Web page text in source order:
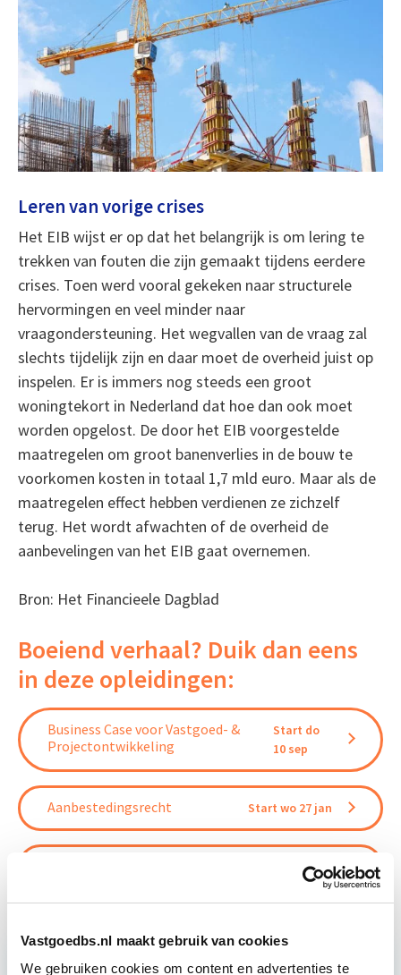
Vastgoedbs.nl maakt gebruik van cookies
We gebruiken cookies om content en advertenties te
Leren van vorige crises
Het EIB wijst er op dat het belangrijk is om lering te
trekken van fouten die zijn gemaakt tijdens eerdere
crises. Toen werd vooral gekeken naar structurele
hervormingen en veel minder naar
vraagondersteuning. Het wegvallen van de vraag zal
slechts tijdelijk zijn en daar moet de overheid juist op
inspelen. Er is immers nog steeds een groot
woningtekort in Nederland dat hoe dan ook moet
worden opgelost. De door het EIB voorgestelde
maatregelen om groot banenverlies in de bouw te
voorkomen kosten in totaal 1,7 mld euro. Maar als de
maatregelen effect hebben verdienen ze zichzelf
terug. Het wordt afwachten of de overheid de
aanbevelingen van het EIB gaat overnemen.
Bron: Het Financieele Dagblad
Boeiend verhaal? Duik dan eens
in deze opleidingen:
Business Case voor Vastgoed- &
Projectontwikkeling
Start do
10 sep
Aanbestedingsrecht Start wo 27 jan
Start wo 16 sep